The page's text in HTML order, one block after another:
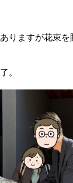
りますが花束
。